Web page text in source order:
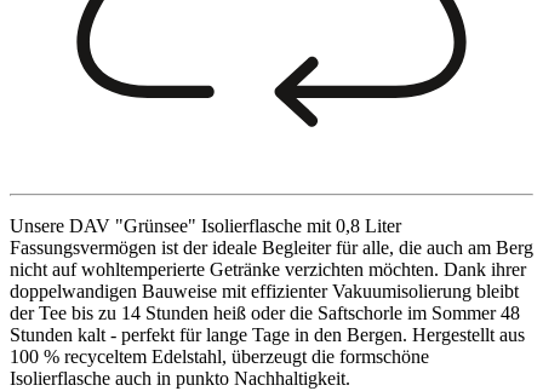
Unsere DAV "Grünsee" Isolierflasche mit 0,8 Liter
Fassungsvermögen ist der ideale Begleiter für alle, die auch am Berg
nicht auf wohltemperierte Getränke verzichten möchten. Dank ihrer
doppelwandigen Bauweise mit effizienter Vakuumisolierung bleibt
der Tee bis zu 14 Stunden heiß oder die Saftschorle im Sommer 48
Stunden kalt - perfekt für lange Tage in den Bergen. Hergestellt aus
100 % recyceltem Edelstahl, überzeugt die formschöne
Isolierflasche auch in punkto Nachhaltigkeit.